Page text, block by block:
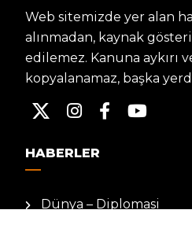
Web sitemizde yer alan
alınmadan, kaynak
edilemez. Kanuna aykırı
kopyalanamaz, başka
HABERLER
Dünya – Diplomasi